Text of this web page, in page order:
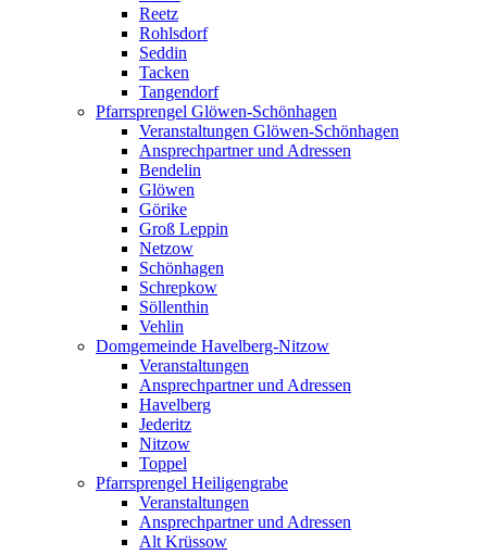
Reetz
Rohlsdorf
Seddin
Tacken
Tangendorf
Pfarrsprengel Glöwen-Schönhagen
Veranstaltungen Glöwen-Schönhagen
Ansprechpartner und Adressen
Bendelin
Glöwen
Görike
Groß Leppin
Netzow
Schönhagen
Schrepkow
Söllenthin
Vehlin
Domgemeinde Havelberg-Nitzow
Veranstaltungen
Ansprechpartner und Adressen
Havelberg
Jederitz
Nitzow
Toppel
Pfarrsprengel Heiligengrabe
Veranstaltungen
Ansprechpartner und Adressen
Alt Krüssow